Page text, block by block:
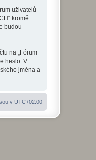
uživatelů
kromě
budou
na „Fórum
heslo. V
jména a
v UTC+02:00